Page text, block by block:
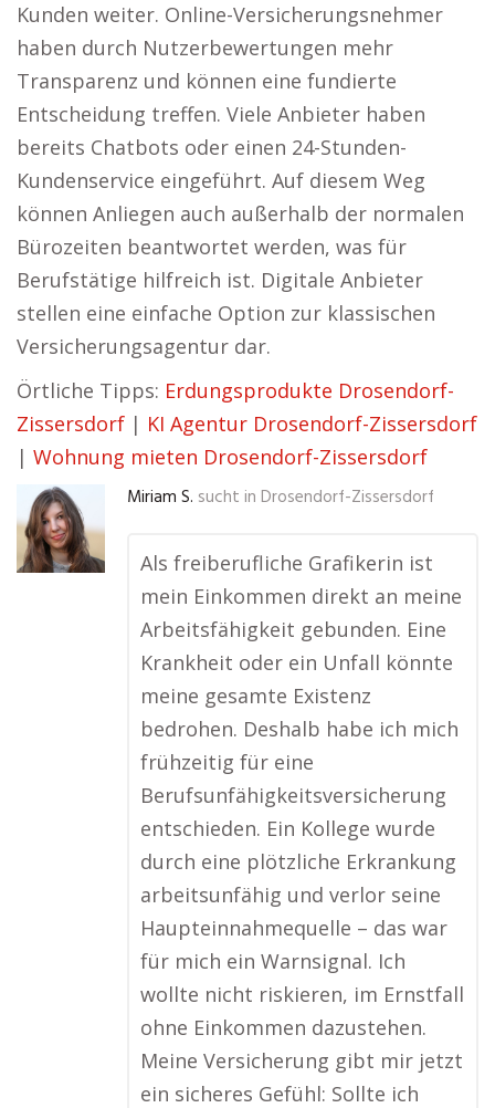
Kunden weiter. Online-Versicherungsnehmer
haben durch Nutzerbewertungen mehr
Transparenz und können eine fundierte
Entscheidung treffen. Viele Anbieter haben
bereits Chatbots oder einen 24-Stunden-
Kundenservice eingeführt. Auf diesem Weg
können Anliegen auch außerhalb der normalen
Bürozeiten beantwortet werden, was für
Berufstätige hilfreich ist. Digitale Anbieter
stellen eine einfache Option zur klassischen
Versicherungsagentur dar.
Örtliche Tipps: Erdungsprodukte Drosendorf-
Zissersdorf | KI Agentur Drosendorf-Zissersdorf
| Wohnung mieten Drosendorf-Zissersdorf
Miriam S. sucht in Drosendorf-Zissersdorf
Als freiberufliche Grafikerin ist
mein Einkommen direkt an meine
Arbeitsfähigkeit gebunden. Eine
Krankheit oder ein Unfall könnte
meine gesamte Existenz
bedrohen. Deshalb habe ich mich
frühzeitig für eine
Berufsunfähigkeitsversicherung
entschieden. Ein Kollege wurde
durch eine plötzliche Erkrankung
arbeitsunfähig und verlor seine
Haupteinnahmequelle – das war
für mich ein Warnsignal. Ich
wollte nicht riskieren, im Ernstfall
ohne Einkommen dazustehen.
Meine Versicherung gibt mir jetzt
ein sicheres Gefühl: Sollte ich